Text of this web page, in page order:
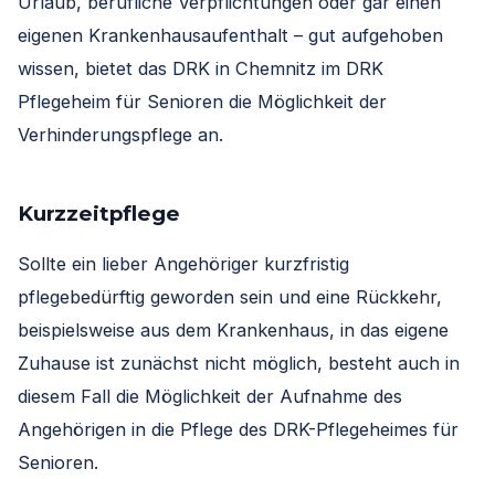
eigenen Krankenhausaufenthalt – gut aufgehoben
wissen, bietet das DRK in Chemnitz im DRK
Pflegeheim für Senioren die Möglichkeit der
Verhinderungspflege an.
Kurzzeitpflege
Sollte ein lieber Angehöriger kurzfristig
pflegebedürftig geworden sein und eine Rückkehr,
beispielsweise aus dem Krankenhaus, in das eigene
Zuhause ist zunächst nicht möglich, besteht auch in
diesem Fall die Möglichkeit der Aufnahme des
Angehörigen in die Pflege des DRK-Pflegeheimes für
Senioren.